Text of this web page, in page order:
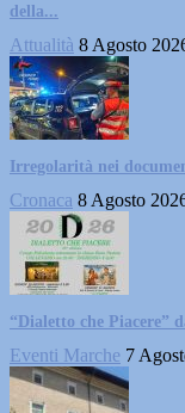
della...
Attualità 8 Agosto
Irregolarità nei
Cronaca 8 Agosto
“Dialetto che Piacere”
Eventi Marche 7